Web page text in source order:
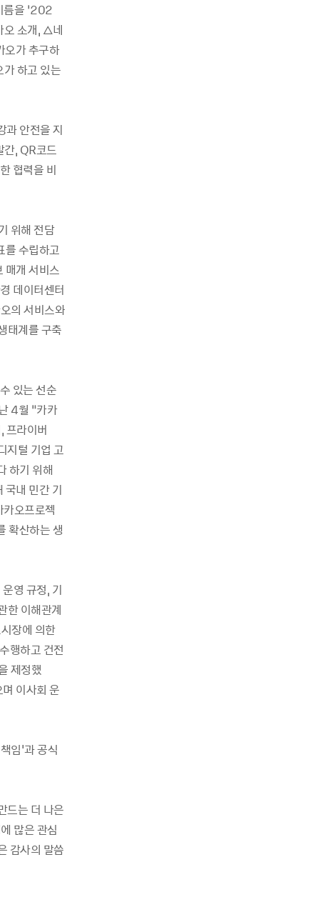
름을 ‘202
오 소개, △네
오가 추구하
하고 있는
과 안전을 지
간, QR코드
협력을 비
위해 전담
를 수립하고
매개 서비스
데이터센터
의 서비스와
태계를 구축
있는 선순
4월 “카카
프라이버
지털 기업 고
하기 위해
국내 민간 기
카오프로젝
확산하는 생
영 규정, 기
한 이해관계
장에 의한
행하고 건전
제정했
이사회 운
임'과 공식
드는 더 나은
많은 관심
감사의 말씀